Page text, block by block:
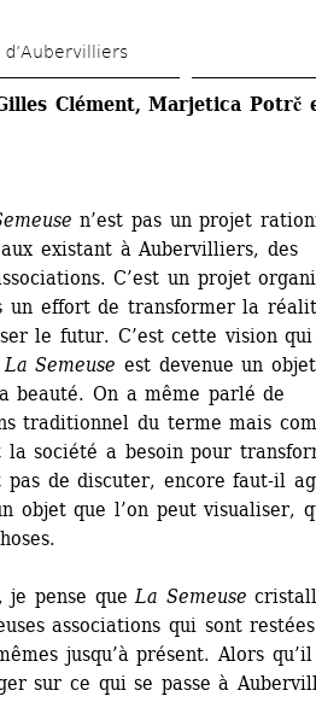
Clément, Marjetica Potrč
n’est pas un projet
existant à Aubervilliers, des
C’est un projet
un effort de transformer la
le futur. C’est cette vision
La Semeuse est devenue un objet
beauté. On a même parlé de
traditionnel du terme mais
la société a besoin pour
pas de discuter, encore faut-il
objet que l’on peut visualiser,
je pense que La Semeuse
associations qui sont restées
jusqu’à présent. Alors
sur ce qui se passe à